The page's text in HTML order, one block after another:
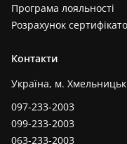
Програма лояльності
Розрахунок
Контакти
Україна, м.
097-233-2003
099-233-2003
063-233-2003